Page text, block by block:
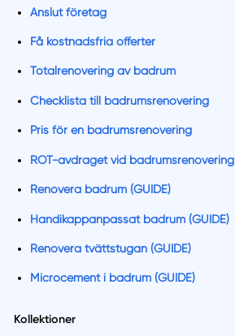
Anslut företag
Få kostnadsfria offerter
Totalrenovering av badrum
Checklista till badrumsrenovering
Pris för en badrumsrenovering
ROT-avdraget vid badrumsrenovering
Renovera badrum (GUIDE)
Handikappanpassat badrum (GUIDE)
Renovera tvättstugan (GUIDE)
Microcement i badrum (GUIDE)
Kollektioner